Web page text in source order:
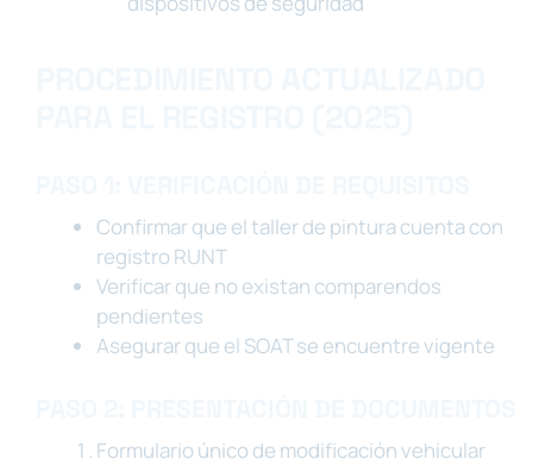
Confirmar que el taller de pintura cuenta con
registro RUNT
Verificar que no existan comparendos
pendientes
Asegurar que el SOAT se encuentre vigente
Formulario único de modificación vehicular